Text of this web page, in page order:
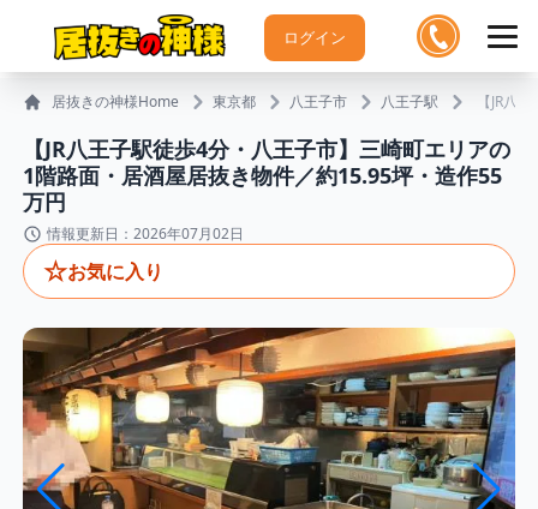
ログイン
居抜きの神様Home 東京都 八王子市 八王子駅 【JR八
【JR八王子駅徒歩4分・八王子市】三崎町エリアの
1階路面・居酒屋居抜き物件／約15.95坪・造作55
万円
情報更新日：2026年07月02日
☆お気に入り